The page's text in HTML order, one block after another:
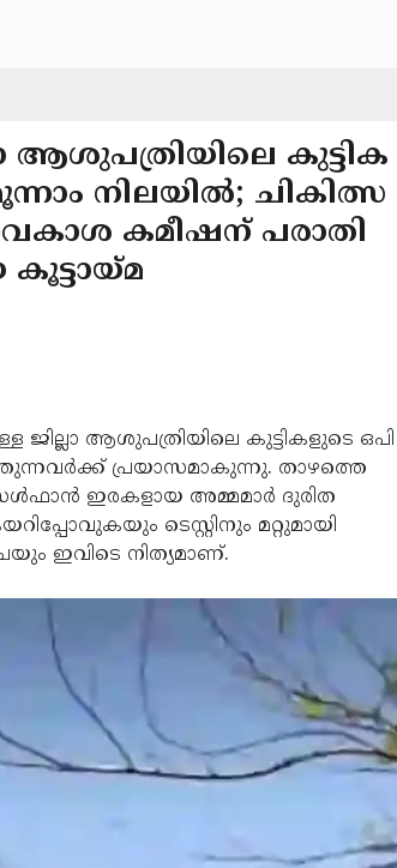
ആശുപത്രിയിലെ കുട്ടിക
നിലയില്‍; ചികിത്സ
കമീഷന് പരാതി
ജില്ലാ ആശുപത്രിയിലെ കുട്ടികളുടെ ഒപി
പ്രയാസമാകുന്നു. താഴത്തെ
ഇരകളായ അമ്മമാര്‍ ദുരിത
ടെസ്റ്റിനും മറ്റുമായി
ഇവിടെ നിത്യമാണ്.